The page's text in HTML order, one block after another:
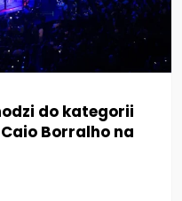
do kategorii
Borralho na